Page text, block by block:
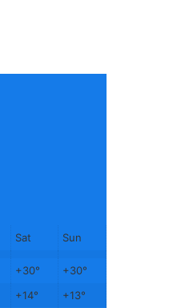
Sat Sun
+30° +30°
+14° +13°